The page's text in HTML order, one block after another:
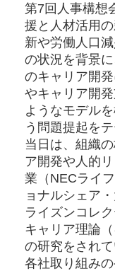
第7回人事構想
援と人材活用
新や労働人口
の状況を背景
のキャリア開
やキャリア開
ようなモデル
う問題提起を
当日は、組織
ア開発や人的
業（NECライ
ョナルシェア
ライズンコレ
キャリア理論
の研究をされ
各社取り組み